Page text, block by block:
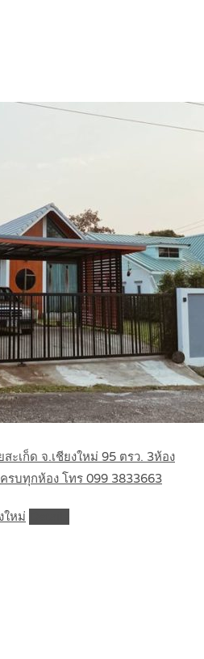
ะเก็ด จ.เชียงใหม่ 95 ตรว. 3ห้อง
รบทุกห้อง โทร 099 3833663
ใหม่